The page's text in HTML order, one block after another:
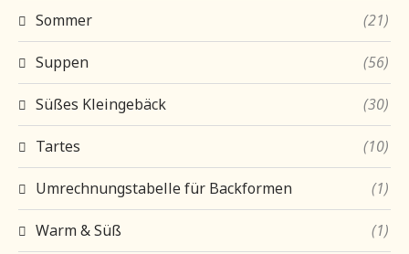
Sommer (21)
Suppen (56)
Süßes Kleingebäck (30)
Tartes (10)
Umrechnungstabelle für Backformen (1)
Warm & Süß (1)